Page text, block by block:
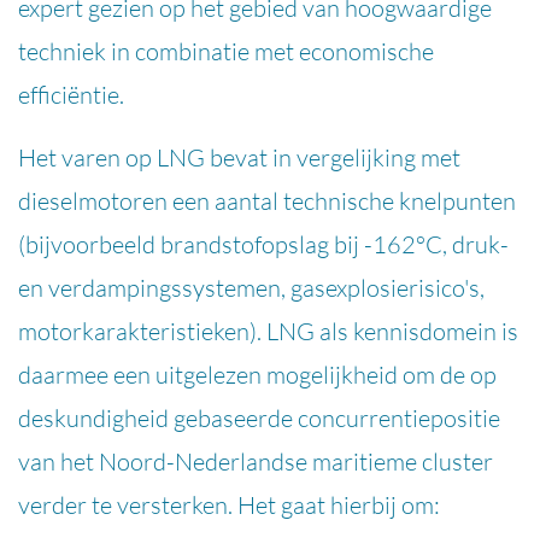
expert gezien op het gebied van hoogwaardige
techniek in combinatie met economische
efficiëntie.
Het varen op LNG bevat in vergelijking met
dieselmotoren een aantal technische knelpunten
(bijvoorbeeld brandstofopslag bij -162°C, druk-
en verdampingssystemen, gasexplosierisico's,
motorkarakteristieken). LNG als kennisdomein is
daarmee een uitgelezen mogelijkheid om de op
deskundigheid gebaseerde concurrentiepositie
van het Noord-Nederlandse maritieme cluster
verder te versterken. Het gaat hierbij om: